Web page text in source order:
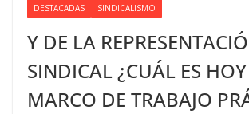
DESTACADAS SINDICALISMO
Y DE LA
SINDICAL ¿CUÁL ES
MARCO DE TRABAJO